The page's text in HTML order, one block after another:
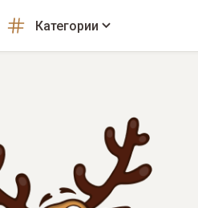
Категории